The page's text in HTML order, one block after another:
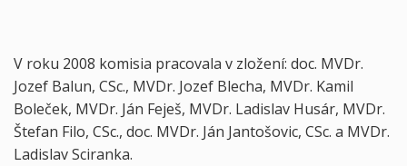
V roku 2008 komisia pracovala v zložení: doc. MVDr.
Jozef Balun, CSc., MVDr. Jozef Blecha, MVDr. Kamil
Boleček, MVDr. Ján Feješ, MVDr. Ladislav Husár, MVDr.
Štefan Filo, CSc., doc. MVDr. Ján Jantošovic, CSc. a MVDr.
Ladislav Sciranka.